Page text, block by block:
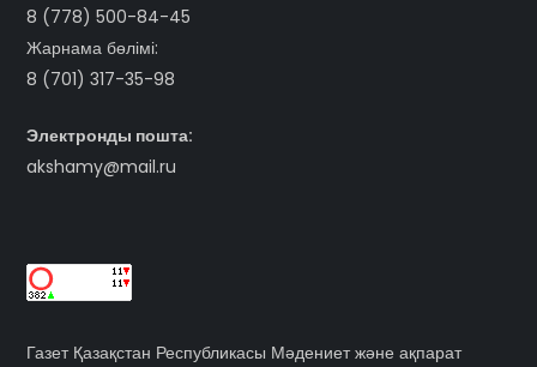
8 (778) 500-84-45
Жарнама бөлімі:
8 (701) 317-35-98
Электронды пошта:
akshamy@mail.ru
Газет Қазақстан Республикасы Мәдениет және ақпарат